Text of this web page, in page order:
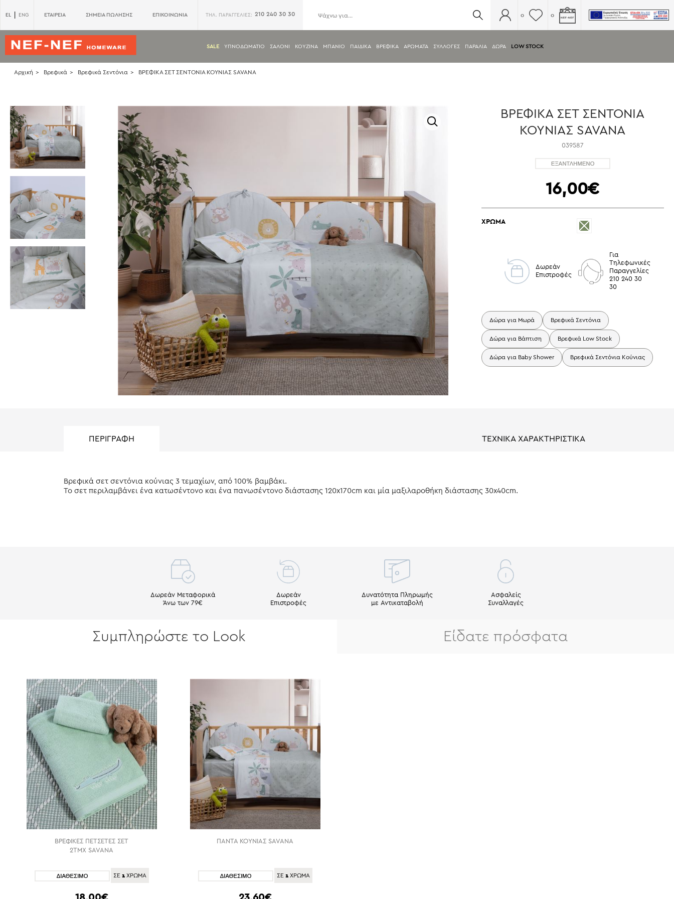
EL ENG ΕΤΑΙΡΕΙΑ ΣΗΜΕΙΑ ΠΩΛΗΣΗΣ ΕΠΙΚΟΙΝΩΝΙΑ ΤΗΛ. ΠΑΡΑΓΓΕΛΙΕΣ: 210 240 30 30 0 0
SALE ΥΠΝΟΔΩΜΑΤΙΟ ΣΑΛΟΝΙ ΚΟΥΖΙΝΑ ΜΠΑΝΙΟ ΠΑΙΔΙΚΑ ΒΡΕΦΙΚΑ ΑΡΩΜΑΤΑ ΣΥΛΛΟΓΕΣ ΠΑΡΑΛΙΑ ΔΩΡΑ LOW STOCK
Αρχική Βρεφικά Βρεφικά Σεντόνια ΒΡΕΦΙΚΑ ΣΕΤ ΣΕΝΤΟΝΙΑ ΚΟΥΝΙΑΣ SAVANA
ΒΡΕΦΙΚΑ ΣΕΤ ΣΕΝΤΟΝΙΑ
ΚΟΥΝΙΑΣ SAVANA
039587
16,00€
ΧΡΩΜΑ
Δωρεάν
Επιστροφές
Για
Τηλεφωνικές
Παραγγελίες
210 240 30
30
Δώρα για Μωρά Βρεφικά Σεντόνια
Δώρα για Βάπτιση Βρεφικά Low Stock
Δώρα για Baby Shower Βρεφικά Σεντόνια Κούνιας
ΠΕΡΙΓΡΑΦΗ ΤΕΧΝΙΚΑ ΧΑΡΑΚΤΗΡΙΣΤΙΚΑ
Βρεφικά σετ σεντόνια κούνιας 3 τεμαχίων, από 100% βαμβάκι.
Το σετ περιλαμβάνει ένα κατωσέντονο και ένα πανωσέντονο διάστασης 120x170cm και μία μαξιλαροθήκη διάστασης 30x40cm.
Δωρεάν Μεταφορικά
Άνω των 79€
Δωρεάν
Επιστροφές
Δυνατότητα Πληρωμής
με Αντικαταβολή
Ασφαλείς
Συναλλαγές
Συμπληρώστε το Look Είδατε πρόσφατα
ΒΡΕΦΙΚΕΣ ΠΕΤΣΕΤΕΣ ΣΕΤ
2TMX SAVANA
ΣΕ 1ΧΡΩΜΑ
ΠΑΝΤΑ ΚΟΥΝΙΑΣ SAVANA
ΣΕ 1ΧΡΩΜΑ